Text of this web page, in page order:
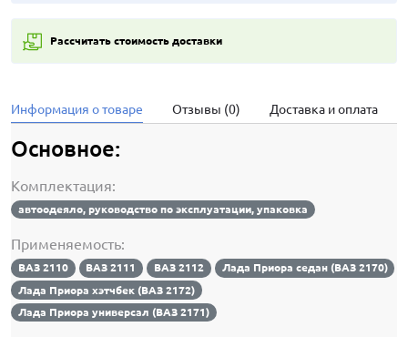
Рассчитать стоимость доставки
Информация о товаре Отзывы (0) Доставка и оплата
Основное:
Комплектация:
автоодеяло, руководство по эксплуатации, упаковка
Применяемость:
ВАЗ 2110 ВАЗ 2111 ВАЗ 2112
Лада Приора седан (ВАЗ 2170)
Лада Приора хэтчбек (ВАЗ 2172)
Лада Приора универсал (ВАЗ 2171)